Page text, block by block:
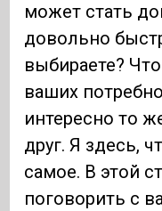
может стать
довольно
выбираете?
ваших
интересно то
друг. Я здесь,
самое. В этой
поговорить с